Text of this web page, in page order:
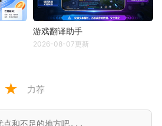
游戏翻译助手
2026-08-07更新
★ 力荐